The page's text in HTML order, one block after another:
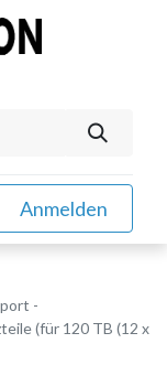
Anmelden
-
(für 120 TB (12 x